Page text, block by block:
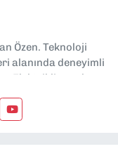
Özen. Teknoloji
alanında deneyimli
Elektrikli araçlar,
olarak görev